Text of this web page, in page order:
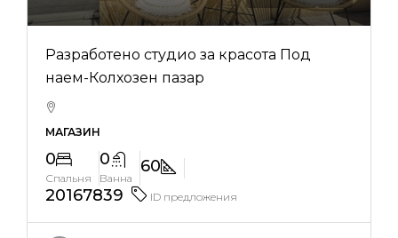
Разработено студио за красота Под
наем-Колхозен пазар
МАГАЗИН
0
Спальня
0
Ванна
60
20167839
ID предложения